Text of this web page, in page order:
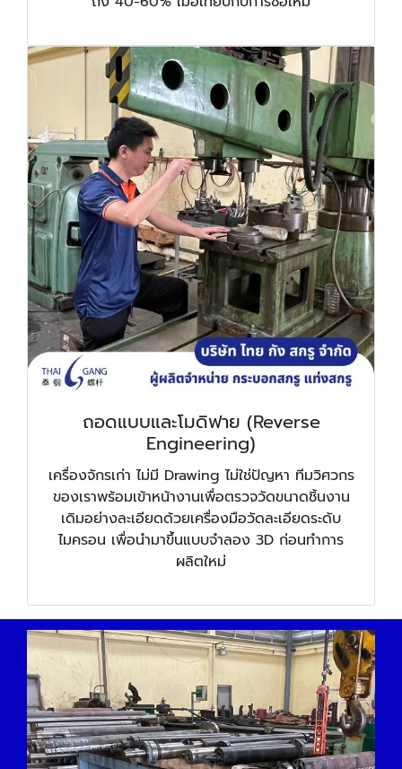
ถอดแบบและโมดิฟาย (Reverse
Engineering)
เครื่องจักรเก่า ไม่มี Drawing ไม่ใช่ปัญหา ทีมวิศวกร
ของเราพร้อมเข้าหน้างานเพื่อตรวจวัดขนาดชิ้นงาน
เดิมอย่างละเอียดด้วยเครื่องมือวัดละเอียดระดับ
ไมครอน เพื่อนำมาขึ้นแบบจำลอง 3D ก่อนทำการ
ผลิตใหม่